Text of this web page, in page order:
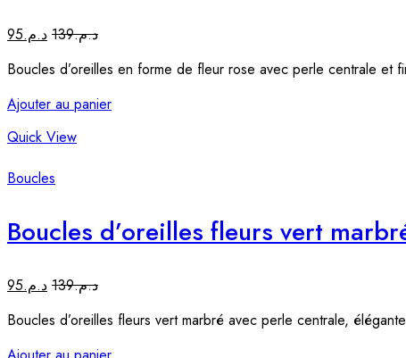
د.م.95 د.م.139
Boucles d’oreilles en forme de fleur rose avec perle centrale
Ajouter au panier
Quick View
Boucles
Boucles d’oreilles fleurs vert
د.م.95 د.م.139
Boucles d’oreilles fleurs vert marbré avec perle centrale,